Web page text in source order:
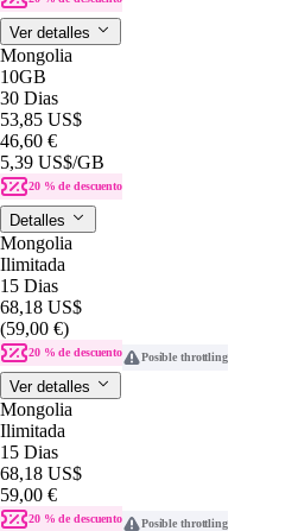
Ver detalles
Mongolia
10GB
30 Dias
53,85 US$
46,60 €
5,39 US$/GB
20 % de descuento
Detalles
Mongolia
Ilimitada
15 Dias
68,18 US$
(59,00 €)
20 % de descuento Posible throttling
Ver detalles
Mongolia
Ilimitada
15 Dias
68,18 US$
59,00 €
20 % de descuento Posible throttling